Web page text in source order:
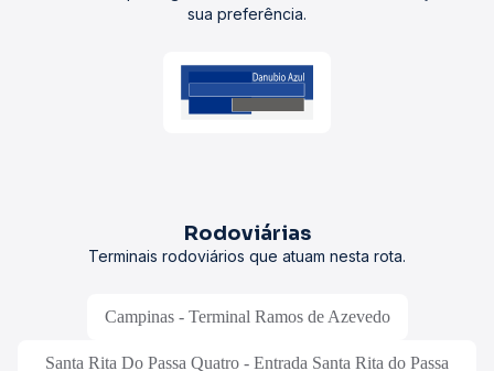
sua preferência.
Rodoviárias
Terminais rodoviários que atuam nesta rota.
Campinas - Terminal Ramos de Azevedo
Santa Rita Do Passa Quatro - Entrada Santa Rita do Passa